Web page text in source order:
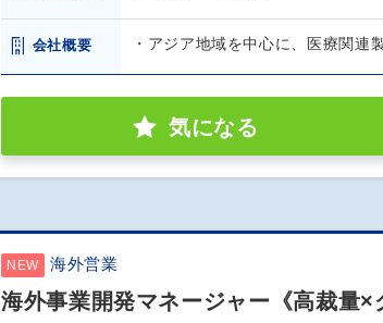
会社概要 ・アジア地域を中心に、医療関
気になる
NEW 海外営業
海外事業開発マネージャー《高裁量